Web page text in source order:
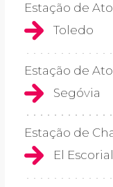
Estação de
Toledo
Estação de
Segóvia
Estação de
El Escorial